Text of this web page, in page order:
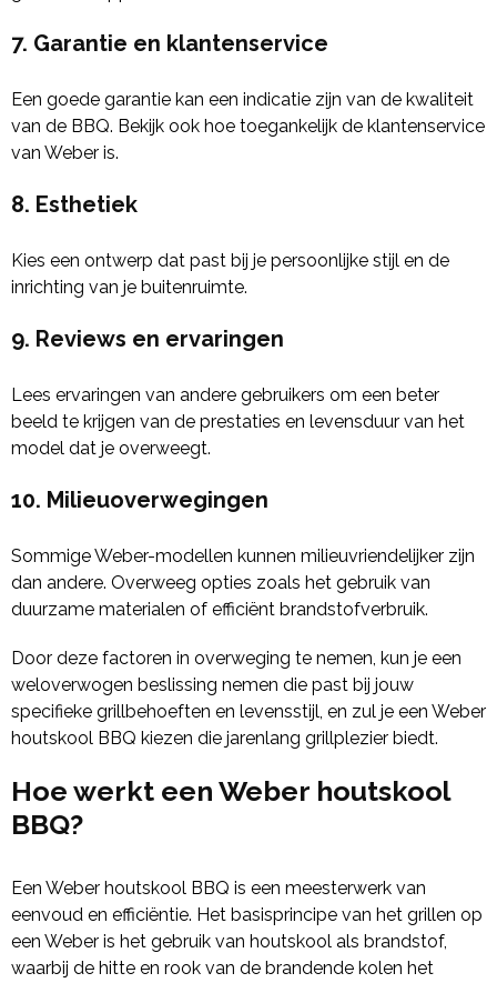
7. Garantie en klantenservice
Een goede garantie kan een indicatie zijn van de kwaliteit
van de BBQ. Bekijk ook hoe toegankelijk de klantenservice
van Weber is.
8. Esthetiek
Kies een ontwerp dat past bij je persoonlijke stijl en de
inrichting van je buitenruimte.
9. Reviews en ervaringen
Lees ervaringen van andere gebruikers om een beter
beeld te krijgen van de prestaties en levensduur van het
model dat je overweegt.
10. Milieuoverwegingen
Sommige Weber-modellen kunnen milieuvriendelijker zijn
dan andere. Overweeg opties zoals het gebruik van
duurzame materialen of efficiënt brandstofverbruik.
Door deze factoren in overweging te nemen, kun je een
weloverwogen beslissing nemen die past bij jouw
specifieke grillbehoeften en levensstijl, en zul je een Weber
houtskool BBQ kiezen die jarenlang grillplezier biedt.
Hoe werkt een Weber houtskool
BBQ?
Een Weber houtskool BBQ is een meesterwerk van
eenvoud en efficiëntie. Het basisprincipe van het grillen op
een Weber is het gebruik van houtskool als brandstof,
waarbij de hitte en rook van de brandende kolen het